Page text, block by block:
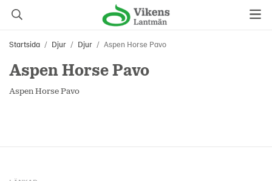
Startsida / Djur / Djur / Aspen Horse Pavo
Aspen Horse Pavo
Aspen Horse Pavo